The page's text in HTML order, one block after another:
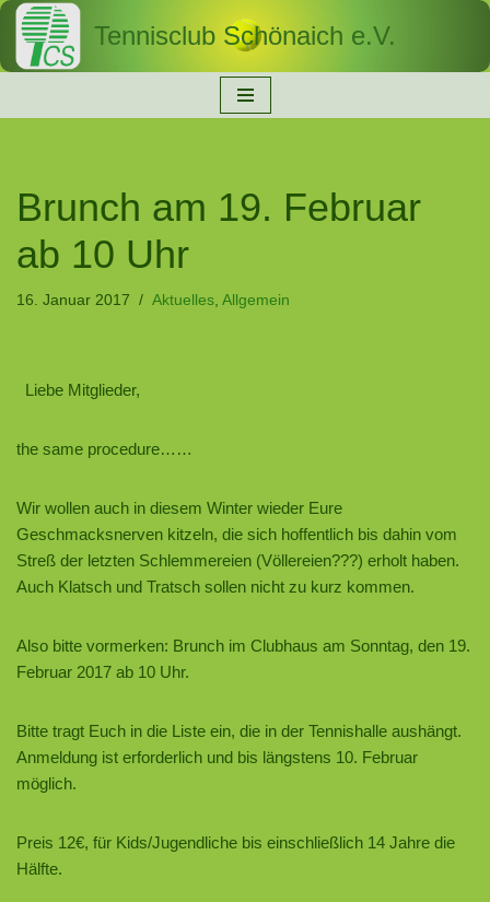
Zum
Tennisclub Schönaich e.V.
Brunch am 19. Februar
ab 10 Uhr
16. Januar 2017 Aktuelles, Allgemein
Liebe Mitglieder,
the same procedure……
Wir wollen auch in diesem Winter wieder Eure
Geschmacksnerven kitzeln, die sich hoffentlich bis dahin vom
Streß der letzten Schlemmereien (Völlereien???) erholt haben.
Auch Klatsch und Tratsch sollen nicht zu kurz kommen.
Also bitte vormerken: Brunch im Clubhaus am Sonntag, den 19.
Februar 2017 ab 10 Uhr.
Bitte tragt Euch in die Liste ein, die in der Tennishalle aushängt.
Anmeldung ist erforderlich und bis längstens 10. Februar
möglich.
Preis 12€, für Kids/Jugendliche bis einschließlich 14 Jahre die
Hälfte.